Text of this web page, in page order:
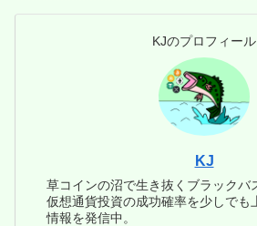
KJのプロフィール
KJ
草コインの沼で生き抜くブラックバ
仮想通貨投資の成功確率を少しでも
情報を発信中。